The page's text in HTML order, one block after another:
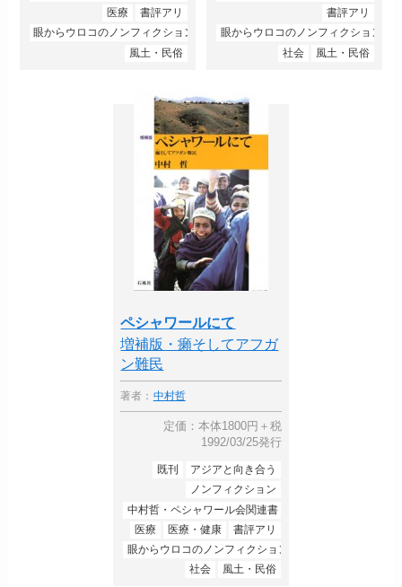
医療
書評アリ
眼からウロコのノンフィクション
風土・民俗
書評アリ
眼からウロコのノンフィクション
社会
風土・民俗
ペシャワールにて
増補版・癩そしてアフガ
ン難民
著者： 中村哲
定価：本体1800円＋税
1992/03/25発行
既刊
アジアと向き合う
ノンフィクション
中村哲・ペシャワール会関連書
医療
医療・健康
書評アリ
眼からウロコのノンフィクション
社会
風土・民俗